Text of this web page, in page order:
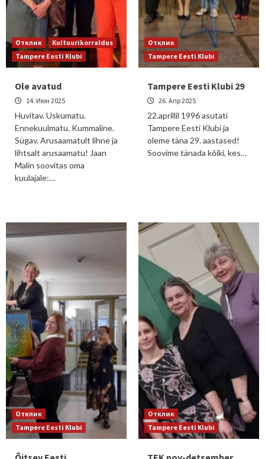
Отклик
Kultuurikorraldus
Tampere Eesti Klubi
Ole avatud
14. Июн 2025
Huvitav. Uskumatu.
Ennekuulmatu. Kummaline.
Sügav. Arusaamatult lihne ja
lihtsalt arusaamatu! Jaan
Malin soovitas oma
kuulajale:…
Отклик
Tampere Eesti Klubi
Tampere Eesti Klubi 29
26. Апр 2025
22.aprillil 1996 asutati
Tampere Eesti Klubi ja
oleme täna 29. aastased!
Soovime tänada kõiki, kes…
Отклик
Tampere Eesti Klubi
Отклик
Tampere Eesti Klubi